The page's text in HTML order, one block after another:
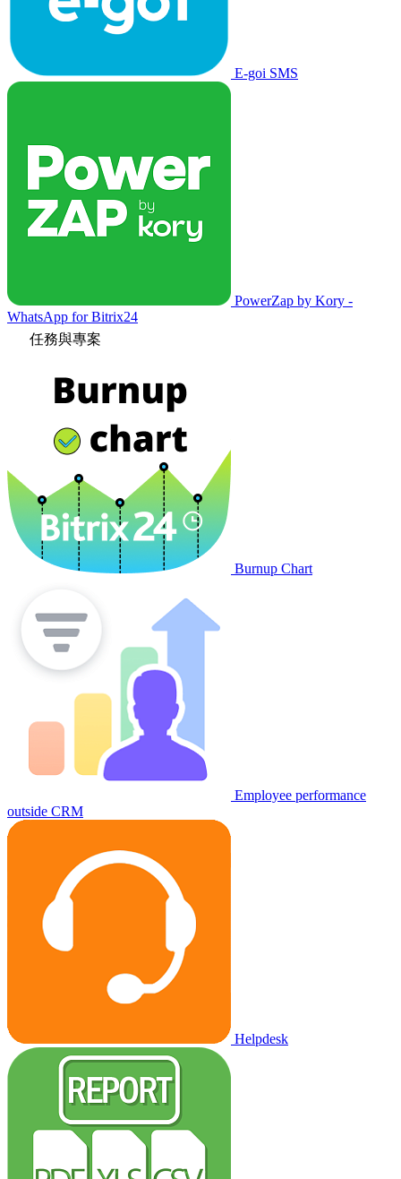
E-goi SMS
PowerZap by Kory -
WhatsApp for Bitrix24
任務與專案
Burnup Chart
Employee performance
outside CRM
Helpdesk